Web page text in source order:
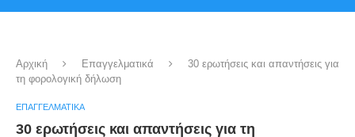
Αρχική Επαγγελματικά
30 ερωτήσεις και απαντήσεις για
τη φορολογική δήλωση
ΕΠΑΓΓΕΛΜΑΤΙΚΆ
30 ερωτήσεις και απαντήσεις για τη